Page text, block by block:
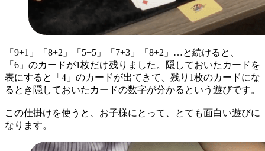
「9+1」「8+2」「5+5」「7+3」「8+2」…と続けると、
「6」のカードが1枚だけ残りました。隠しておいたカードを
表にすると「4」のカードが出てきて、残り1枚のカードにな
るとき隠しておいたカードの数字が分かるという遊びです。
この仕掛けを使うと、お子様にとって、とても面白い遊びに
なります。